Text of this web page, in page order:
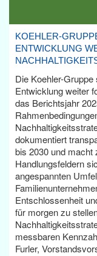
KOEHLER-
ENTWICKLUNG
Die Koehler-
Entwicklung weiter
das Berichtsjahr
dokumentiert
bis 2030 und macht
Handlungsfeldern
angespannten
Entschlossenheit
für morgen zu
messbaren
Furler,